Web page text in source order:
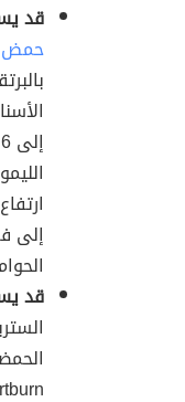
قد
حمض
إلى
قد